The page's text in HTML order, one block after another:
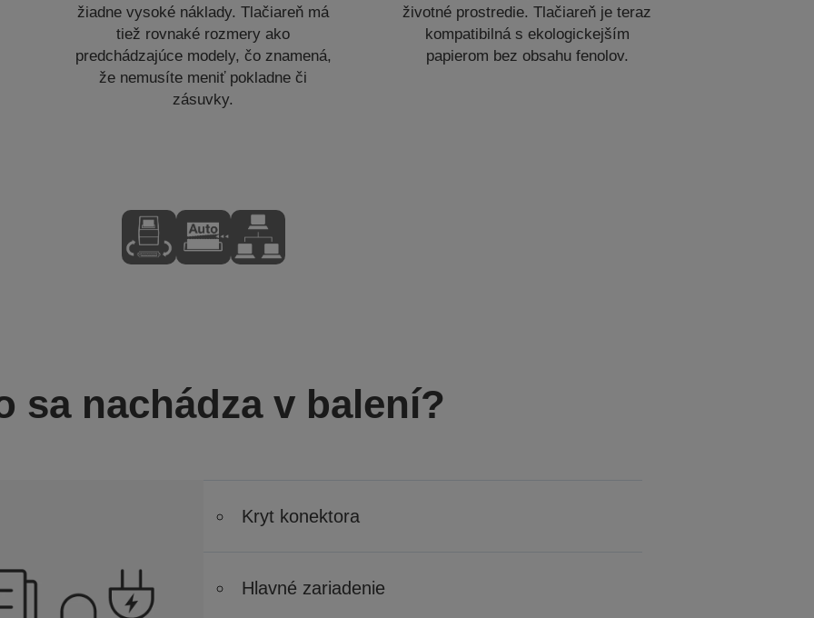
žiadne vysoké náklady. Tlačiareň má
tiež rovnaké rozmery ako
predchádzajúce modely, čo znamená,
že nemusíte meniť pokladne či
zásuvky.
životné prostredie. Tlačiareň je teraz
kompatibilná s ekologickejším
papierom bez obsahu fenolov.
sa nachádza v balení?
Kryt konektora
Hlavné zariadenie